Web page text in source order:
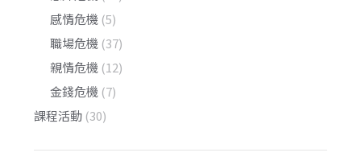
感情危機 (5)
職場危機 (37)
親情危機 (12)
金錢危機 (7)
課程活動 (30)